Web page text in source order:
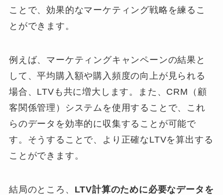
ことで、効果的なマーケティング戦略を練るこ
とができます。
例えば、マーケティングキャンペーンの結果と
して、平均購入額や購入頻度の向上が見られる
場合、LTVも共に増大します。また、CRM（顧
客関係管理）システムを使用することで、これ
らのデータを効率的に収集することが可能で
す。そうすることで、より正確なLTVを算出する
ことができます。
結局のところ、 LTV計算のために必要なデータを